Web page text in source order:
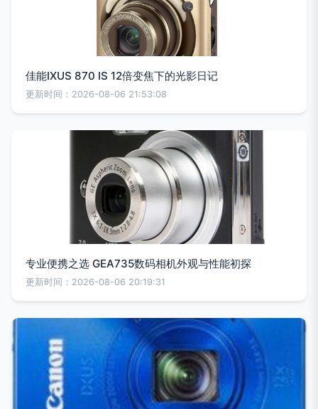
佳能IXUS 870 IS 12倍变焦下的光影日记
更新时间：2026-08-06 21:53:08
专业便携之选 GEA735数码相机外观与性能初探
更新时间：2026-08-06 20:19:31